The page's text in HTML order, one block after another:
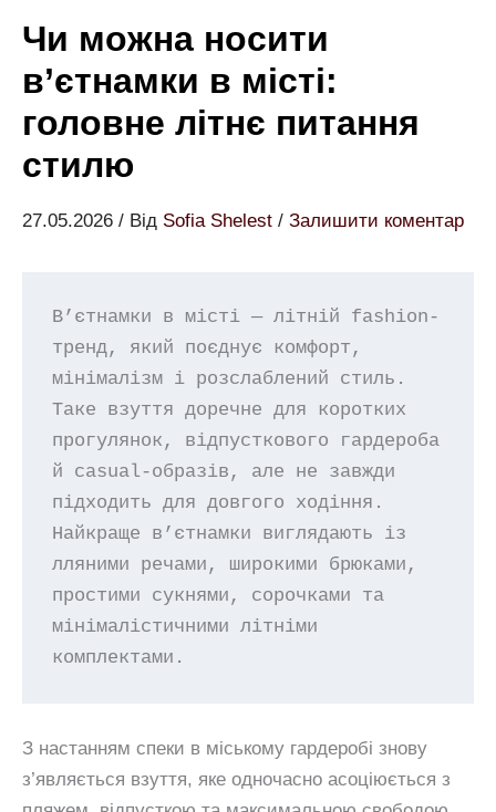
Чи можна носити
в’єтнамки в місті:
головне літнє питання
стилю
27.05.2026 / Від Sofia Shelest / Залишити коментар
В’єтнамки в місті — літній fashion-
тренд, який поєднує комфорт,
мінімалізм і розслаблений стиль.
Таке взуття доречне для коротких
прогулянок, відпусткового гардероба
й casual-образів, але не завжди
підходить для довгого ходіння.
Найкраще в’єтнамки виглядають із
лляними речами, широкими брюками,
простими сукнями, сорочками та
мінімалістичними літніми
комплектами.
З настанням спеки в міському гардеробі знову
з’являється взуття, яке одночасно асоціюється з